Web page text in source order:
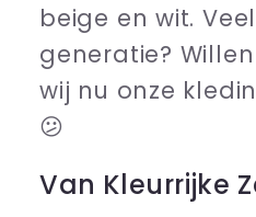
beige en wit.
generatie?
wij nu onze
😕
Van Kleurrijke